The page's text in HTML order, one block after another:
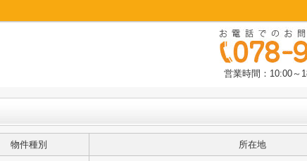
営業時間：10:00～
物件種別 所在地